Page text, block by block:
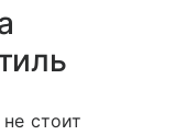
стоит